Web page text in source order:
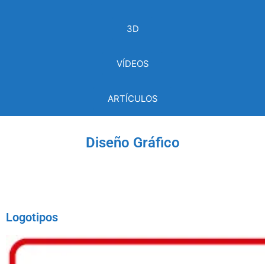
3D
VÍDEOS
ARTÍCULOS
Diseño Gráfico
Logotipos